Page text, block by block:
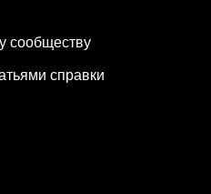
сообществу
справки